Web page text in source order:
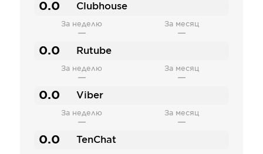
0.0 Clubhouse
За неделю
—
За месяц
—
0.0 Rutube
За неделю
—
За месяц
—
0.0 Viber
За неделю
—
За месяц
—
0.0 TenChat